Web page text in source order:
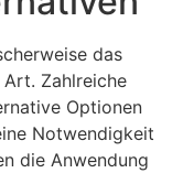
das
Zahlreiche
Optionen
Notwendigkeit
die Anwendung